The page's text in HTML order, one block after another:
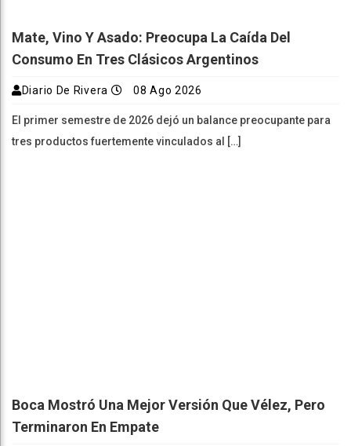
Mate, Vino Y Asado: Preocupa La Caída Del
Consumo En Tres Clásicos Argentinos
Diario De Rivera 08 Ago 2026
El primer semestre de 2026 dejó un balance preocupante para
tres productos fuertemente vinculados al […]
Boca Mostró Una Mejor Versión Que Vélez, Pero
Terminaron En Empate